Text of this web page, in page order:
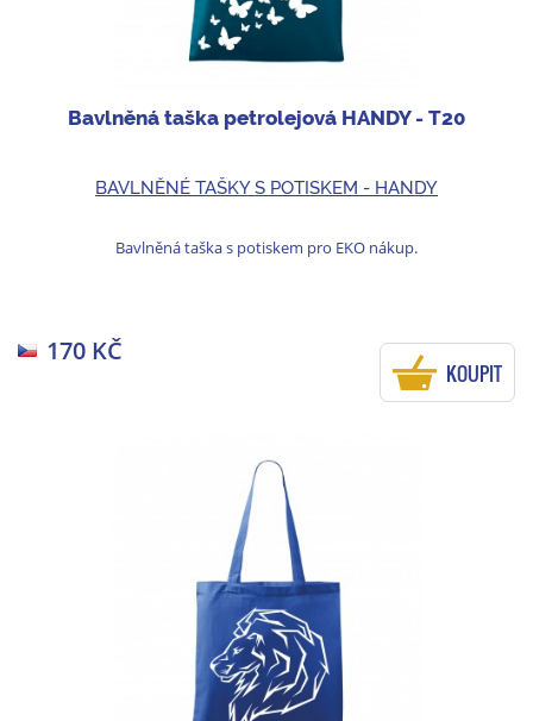
Bavlněná taška petrolejová HANDY - T20
BAVLNĚNÉ TAŠKY S POTISKEM - HANDY
Bavlněná taška s potiskem pro EKO nákup.
170 KČ
KOUPIT